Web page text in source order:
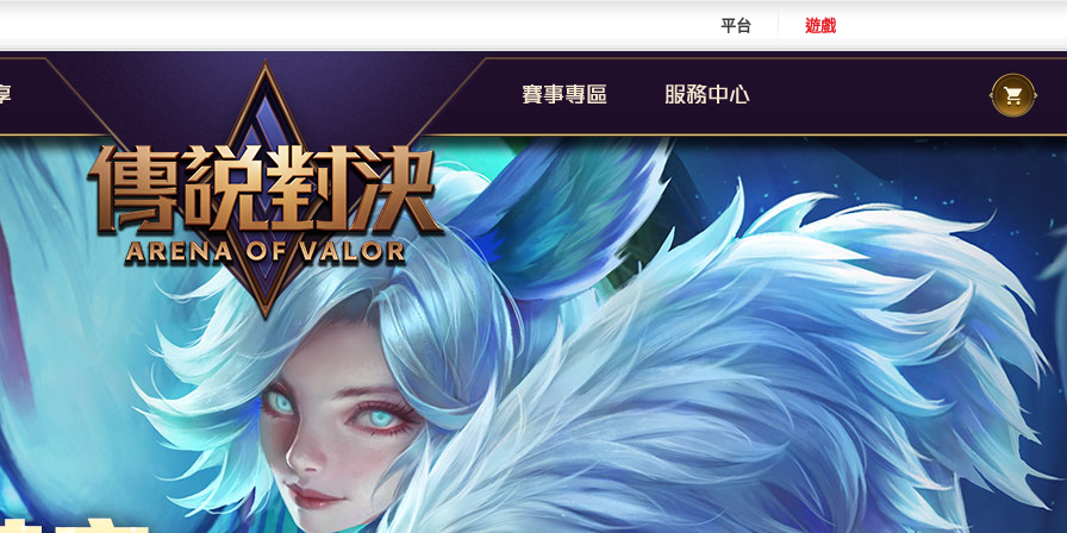
遊戲
平台
GCS 職業聯賽
傳說城市賽
校園傳說
ACS 校園聯賽
傳說國際賽
社群自辦賽事